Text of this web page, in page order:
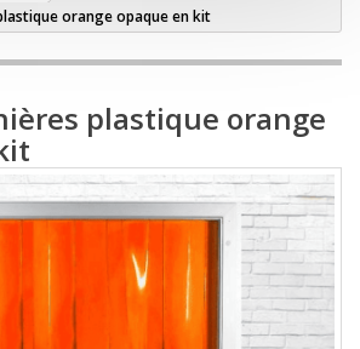
orange opaque en kit
plastique orange